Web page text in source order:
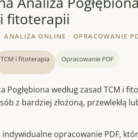
fitoterapii
ANALIZA ONLINE · OPRACOWANIE
TCM i fitoterapia Opracowanie PDF
Pogłębiona według zasad TCM i
z bardziej złożoną, przewlekłą
opracowanie PDF,